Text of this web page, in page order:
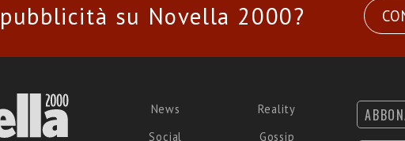
su Novella 2000?
News
Reality
Social
Gossip